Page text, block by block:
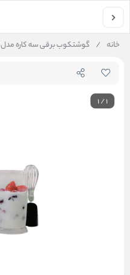
خانه / گوشتکوب برقی سه کاره مدل IE-B322 - فروش ویژه
1/1